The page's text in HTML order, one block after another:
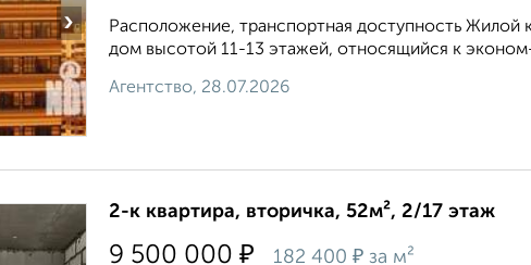
›
Расположение, транспортная доступность
дом высотой 11-13 этажей, относящийся к
Агентство, 28.07.2026
2-к квартира, вторичка, 52м², 2/17 этаж
9 500 000 ₽ 182 400 ₽ за м²